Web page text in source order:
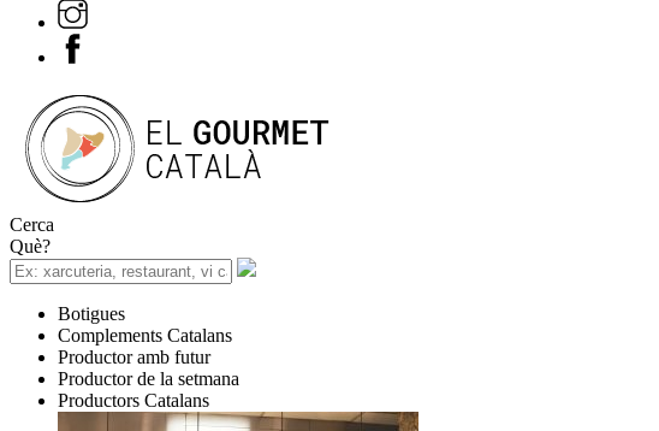
Cerca
Què?
Botigues
Complements Catalans
Productor amb futur
Productor de la setmana
Productors Catalans